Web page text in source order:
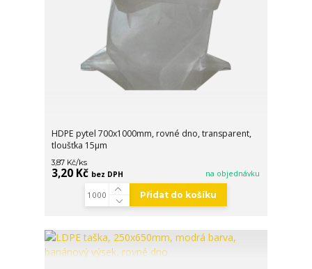
HDPE pytel 700x1000mm, rovné dno, transparent,
tloušťka 15µm
3,87 Kč/ks
3,20 Kč bez DPH na objednávku
Přidat do košíku